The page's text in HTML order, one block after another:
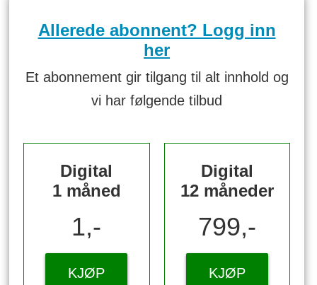
Allerede abonnent? Logg inn
her
Et abonnement gir tilgang til alt innhold og
vi har følgende tilbud
Digital
1 måned
1,-
KJØP
Digital
12 måneder
799,-
KJØP